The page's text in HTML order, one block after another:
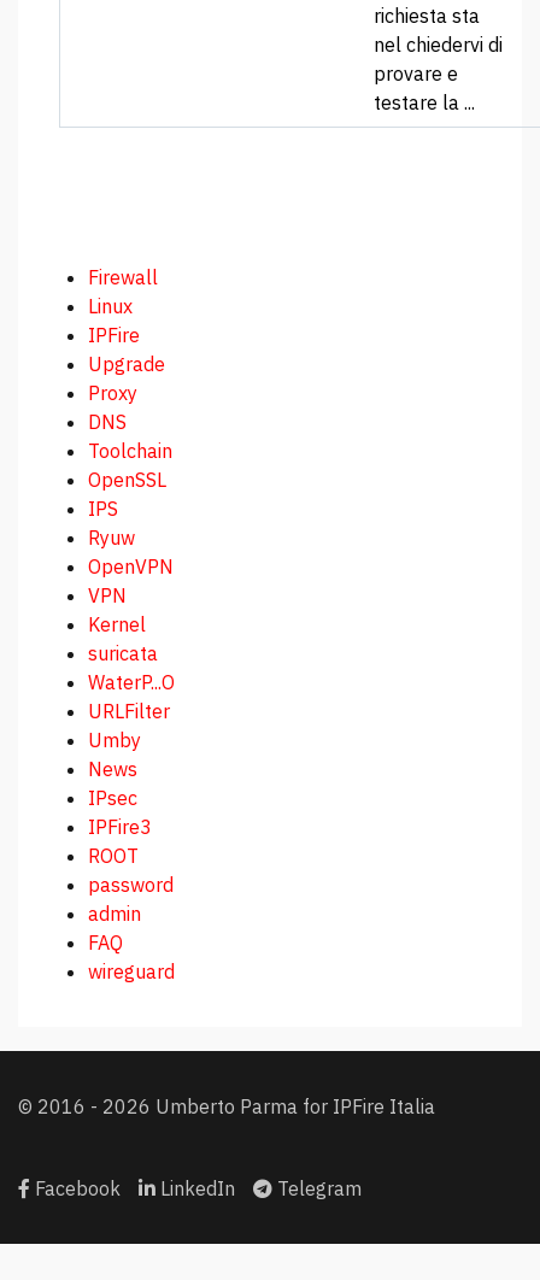
richiesta sta
nel chiedervi di
provare e
testare la ...
Firewall
Linux
IPFire
Upgrade
Proxy
DNS
Toolchain
OpenSSL
IPS
Ryuw
OpenVPN
VPN
Kernel
suricata
WaterP...O
URLFilter
Umby
News
IPsec
IPFire3
ROOT
password
admin
FAQ
wireguard
© 2016 - 2026 Umberto Parma for IPFire Italia
Facebook LinkedIn Telegram